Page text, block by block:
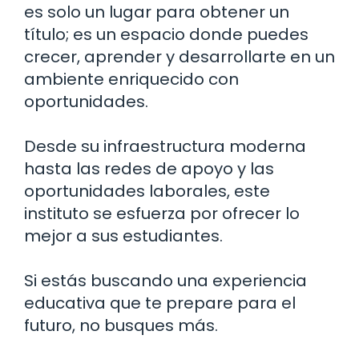
es solo un lugar para obtener un
título; es un espacio donde puedes
crecer, aprender y desarrollarte en un
ambiente enriquecido con
oportunidades.
Desde su infraestructura moderna
hasta las redes de apoyo y las
oportunidades laborales, este
instituto se esfuerza por ofrecer lo
mejor a sus estudiantes.
Si estás buscando una experiencia
educativa que te prepare para el
futuro, no busques más.